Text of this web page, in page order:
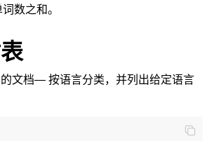
数之和。
文档— 按语言分类，并列出给定语言